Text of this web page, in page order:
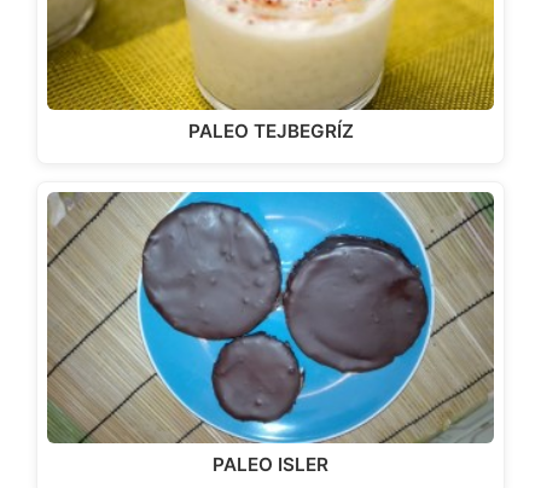
PALEO TEJBEGRÍZ
PALEO ISLER